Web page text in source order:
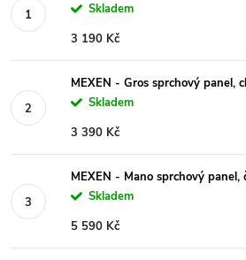
Skladem
3 190 Kč
MEXEN - Gros sprchový panel,
Skladem
3 390 Kč
MEXEN - Mano sprchový
Skladem
5 590 Kč